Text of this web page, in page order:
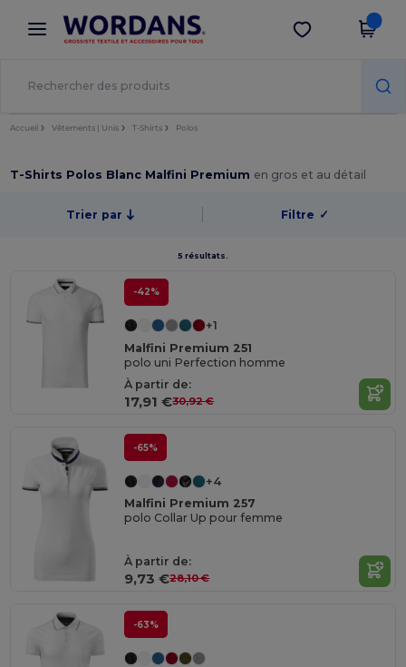
× Appli Wordans
Meilleurs prix sur l’app !
Obtenir l'appli
Accueil Vêtements | Unis T-Shirts Polos
T-Shirts Polos Blanc Malfini Premium en gros et au détail
Trier par Filtre ✓
5 résultats.
-42%
+1
Malfini Premium 251
polo uni Perfection homme
À partir de:
17,91 €30,92 €
-65%
+4
Malfini Premium 257
polo Collar Up pour femme
À partir de:
9,73 €28,10 €
-63%